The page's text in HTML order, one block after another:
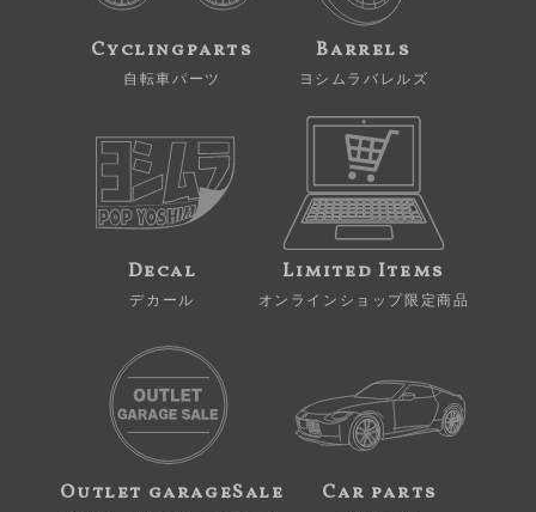
Cyclingparts
自転車パーツ
Barrels
ヨシムラバレルズ
Decal
デカール
Limited Items
オンラインショップ限定商品
Outlet garageSale Car parts